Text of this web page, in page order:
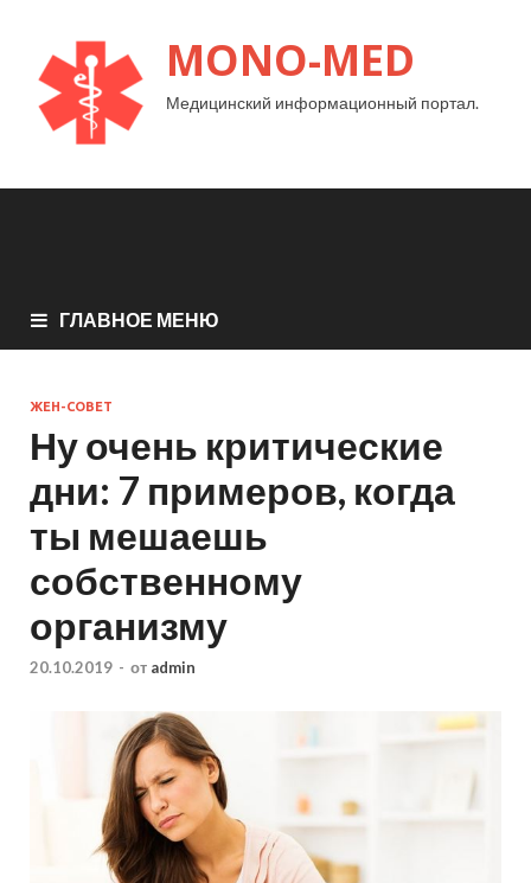
MONO-MED
Медицинский информационный портал.
ГЛАВНОЕ МЕНЮ
ЖЕН-СОВЕТ
Ну очень критические
дни: 7 примеров, когда
ты мешаешь
собственному
организму
20.10.2019 - от admin